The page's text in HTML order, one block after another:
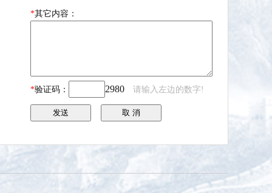
*其它内容：
*验证码： 2980 请输入左边的数字!